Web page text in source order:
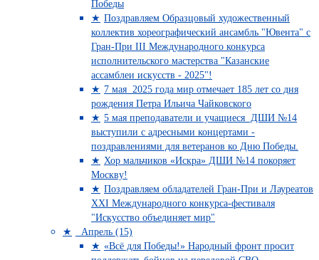
Победы
Поздравляем Образцовый художественный
коллектив хореографический ансамбль "Ювента" с
Гран-При III Международного конкурса
исполнительского мастерства "Казанские
ассамблеи искусств - 2025"!
7 мая 2025 года мир отмечает 185 лет со дня
рождения Петра Ильича Чайковского
5 мая преподаватели и учащиеся ДШИ №14
выступили с адресными концертами -
поздравлениями для ветеранов ко Дню Победы.
Хор мальчиков «Искра» ДШИ №14 покоряет
Москву!
Поздравляем обладателей Гран-При и Лауреатов
XXI Международного конкурса-фестиваля
"Искусство объединяет мир"
Апрель (15)
«Всё для Победы!» Народный фронт просит